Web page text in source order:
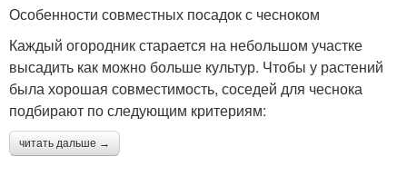
Особенности совместных посадок с чесноком
Каждый огородник старается на небольшом участке
высадить как можно больше культур. Чтобы у растений
была хорошая совместимость, соседей для чеснока
подбирают по следующим критериям:
читать дальше →